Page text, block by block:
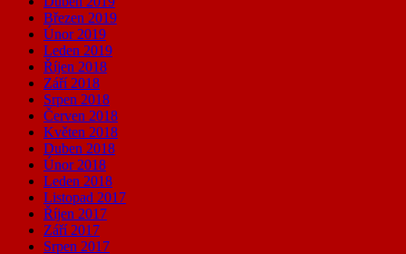
Březen 2019
Únor 2019
Leden 2019
Říjen 2018
Září 2018
Srpen 2018
Červen 2018
Květen 2018
Duben 2018
Únor 2018
Leden 2018
Listopad 2017
Říjen 2017
Září 2017
Srpen 2017